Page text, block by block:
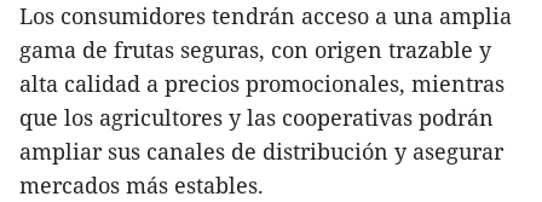
Los consumidores tendrán acceso a una amplia
gama de frutas seguras, con origen trazable y
alta calidad a precios promocionales, mientras
que los agricultores y las cooperativas podrán
ampliar sus canales de distribución y asegurar
mercados más estables.